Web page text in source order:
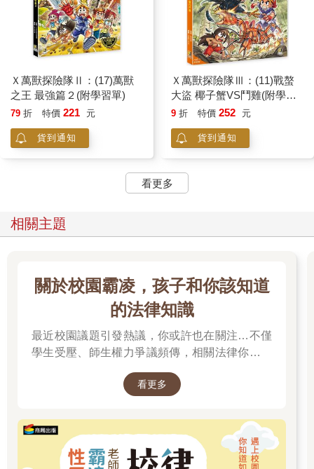
Ｘ萬獸探險隊Ⅱ：(17)萬獸
之王 最強篇２(附學習單)
79 折 特價 221 元
貨到通知
Ｘ萬獸探險隊Ⅲ：(11)戰螯
大盜 椰子蟹VS鬥雞(附學習
單)
9 折 特價 252 元
貨到通知
看更多
相關主題
關於校園霸凌，孩子和你該知道
的法律知識
最近校園議題引發熱議，你或許也在關注…不僅
學生受壓、師生權力爭議頻傳，相關法律你有了
看更多